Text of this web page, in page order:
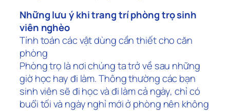
Những lưu ý khi trang trí phòng trọ sinh
viên nghèo
Tính toán các vật dùng cần thiết cho căn
phòng
Phòng trọ là nơi chúng ta trở về sau những
giờ học hay đi làm. Thông thường các bạn
sinh viên sẽ đi học và đi làm cả ngày, chỉ có
buổi tối và ngày nghỉ mới ở phòng nên không